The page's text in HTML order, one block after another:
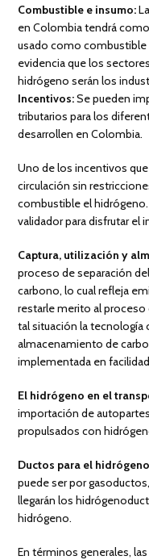
Combustible e insumo:
en Colombia tendrá
usado como combustible
evidencia que los
hidrógeno serán los
Incentivos:Se pueden
tributarios para los
desarrollen en Colombia.
Uno de los incentivos
circulación sin
combustible el
validador para disfrutar el
Captura, utilización y
proceso de separación
carbono, lo cual refleja
restarle merito al proceso
tal situación la tecnología
almacenamiento de
implementada en
El hidrógeno en el
importación de
propulsados con
Ductos para el
puede ser por
llegarán los
hidrógeno.
En términos generales,